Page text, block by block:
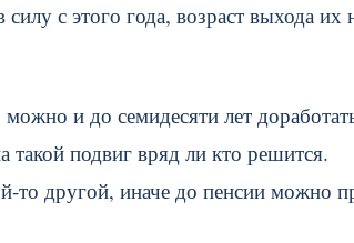
с этого года, возраст выхода их
можно и до семидесяти лет
такой подвиг вряд ли кто решится.
то другой, иначе до пенсии можно